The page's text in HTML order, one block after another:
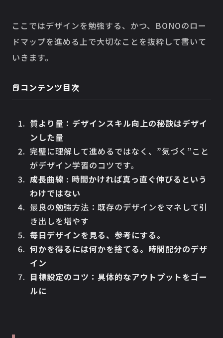
ここではデザインを勉強する、かつ、BONOのロー
ドマップを進める上で大切なことを抜粋して書いて
いきます。
📕コンテンツ目次
質より量：デザインスキル向上の秘訣はデザイ
ンした量
完璧に理解して進めるではなく、”気づく”こと
がデザイン学習のコツです。
成長曲線 : 時間かければ真っ直ぐ伸びるという
わけではない
最良の勉強方法：既存のデザインをマネして引
き出しを増やす
毎日デザインを見る、参考にする。
何かを得るには何かを捨てる。時間配分のデザ
イン
目標設定のコツ：具体的なアウトプットをゴー
ルに